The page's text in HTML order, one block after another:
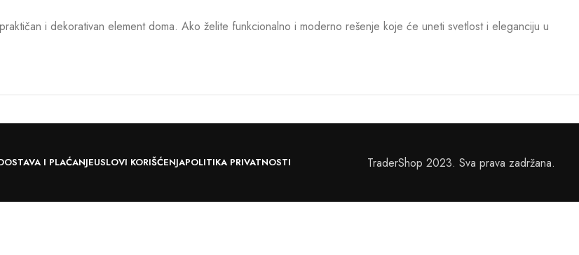
i dekorativan element doma. Ako želite funkcionalno i moderno rešenje koje će uneti svetlost i eleganciju u
I PLAĆANJEUSLOVI KORIŠĆENJAPOLITIKA PRIVATNOSTI TraderShop 2023. Sva prava zadržana.